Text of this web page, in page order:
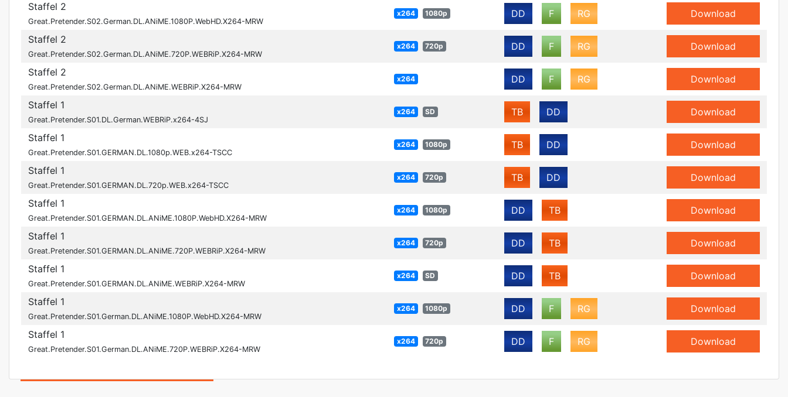
Staffel 2
Great.Pretender.S02.German.DL.ANiME.1080P.WebHD.X264-MRW
x264 1080p DD F RG Download
Staffel 2
Great.Pretender.S02.German.DL.ANiME.720P.WEBRiP.X264-MRW
x264 720p DD F RG Download
Staffel 2
Great.Pretender.S02.German.DL.ANiME.WEBRiP.X264-MRW
x264 DD F RG Download
Staffel 1
Great.Pretender.S01.DL.German.WEBRiP.x264-4SJ
x264 SD TB DD Download
Staffel 1
Great.Pretender.S01.GERMAN.DL.1080p.WEB.x264-TSCC
x264 1080p TB DD Download
Staffel 1
Great.Pretender.S01.GERMAN.DL.720p.WEB.x264-TSCC
x264 720p TB DD Download
Staffel 1
Great.Pretender.S01.GERMAN.DL.ANiME.1080P.WebHD.X264-MRW
x264 1080p DD TB Download
Staffel 1
Great.Pretender.S01.GERMAN.DL.ANiME.720P.WEBRiP.X264-MRW
x264 720p DD TB Download
Staffel 1
Great.Pretender.S01.GERMAN.DL.ANiME.WEBRiP.X264-MRW
x264 SD DD TB Download
Staffel 1
Great.Pretender.S01.German.DL.ANiME.1080P.WebHD.X264-MRW
x264 1080p DD F RG Download
Staffel 1
Great.Pretender.S01.German.DL.ANiME.720P.WEBRiP.X264-MRW
x264 720p DD F RG Download